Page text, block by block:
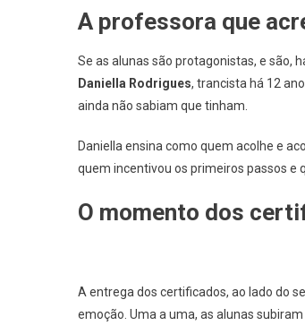
A professora que
Se as alunas são protagonistas, e são,
Daniella Rodrigues, trancista há 12
ainda não sabiam que tinham.
Daniella ensina como quem acolhe e
quem incentivou os primeiros passos e
O momento dos
A entrega dos certificados, ao lado do
emoção. Uma a uma, as alunas